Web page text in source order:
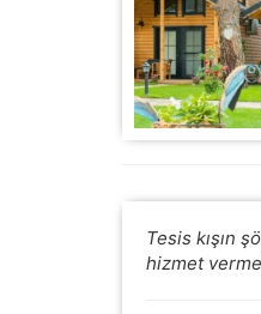
Tesis kışın
hizmet